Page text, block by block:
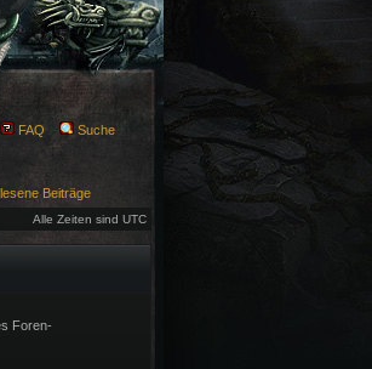
FAQ Suche
Beiträge
Alle Zeiten sind UTC
Foren-